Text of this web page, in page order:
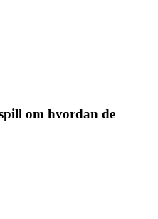
om hvordan de